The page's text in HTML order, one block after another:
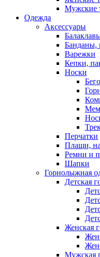
Мужские
Одежда
Аксессуары
Банданы,
Варежки
Кепки,
Носки
Перчатки
Плащи,
Ремни и
Шапки
Горнолыжная
Детская
Женская
Мужская